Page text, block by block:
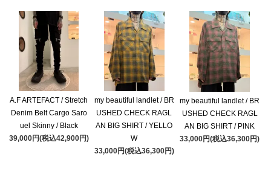
A.F ARTEFACT / Stretch
Denim Belt Cargo Saro
uel Skinny / Black
39,000円(税込42,900円)
my beautiful landlet / BR
USHED CHECK RAGL
AN BIG SHIRT / YELLO
W
33,000円(税込36,300円)
my beautiful landlet / BR
USHED CHECK RAGL
AN BIG SHIRT / PINK
33,000円(税込36,300円)